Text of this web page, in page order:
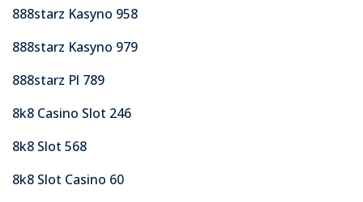
888starz Kasyno 958
888starz Kasyno 979
888starz Pl 789
8k8 Casino Slot 246
8k8 Slot 568
8k8 Slot Casino 60